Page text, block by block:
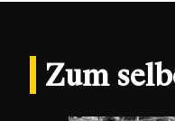
Zum